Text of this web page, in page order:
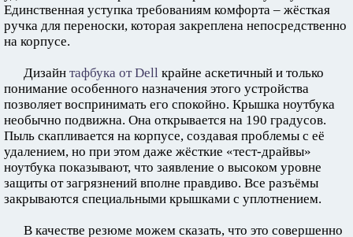
Единственная уступка требованиям комфорта – жёсткая
ручка для переноски, которая закреплена непосредственно
на корпусе.
Дизайн тафбука от Dell крайне аскетичный и только
понимание особенного назначения этого устройства
позволяет воспринимать его спокойно. Крышка ноутбука
необычно подвижна. Она открывается на 190 градусов.
Пыль скапливается на корпусе, создавая проблемы с её
удалением, но при этом даже жёсткие «тест-драйвы»
ноутбука показывают, что заявление о высоком уровне
защиты от загрязнений вполне правдиво. Все разъёмы
закрываются специальными крышками с уплотнением.
В качестве резюме можем сказать, что это совершенно